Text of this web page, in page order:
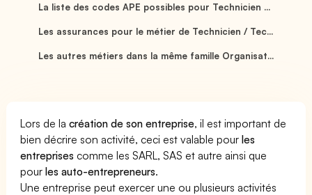
La liste des codes APE possibles pour Technicien ...
Les assurances pour le métier de Technicien / Tec...
Les autres métiers dans la même famille Organisat...
Lors de lacréation de son entreprise, il est important de
bien décrire son activité, ceci est valable pourles
entreprises comme les SARL, SAS et autre ainsi que
pourles auto-entrepreneurs.
Une entreprise peut exercer une ou plusieurs activités